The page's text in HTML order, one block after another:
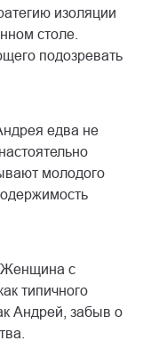
изоляции
столе.
подозревать
едва не
молодого
Женщина с
типичного
Андрей, забыв о